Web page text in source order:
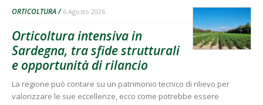
ORTICOLTURA 6 Agosto 2026
Orticoltura intensiva in
Sardegna, tra sfide strutturali
e opportunità di rilancio
La regione può contare su un patrimonio tecnico di rilievo per
valorizzare le sue eccellenze, ecco come potrebbe essere